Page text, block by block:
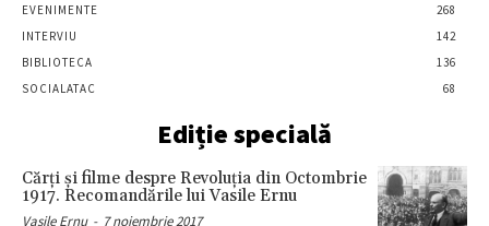
EVENIMENTE
268
INTERVIU
142
BIBLIOTECA
136
SOCIALATAC
68
Ediție specială
Cărţi şi filme despre Revoluţia din Octombrie
1917. Recomandările lui Vasile Ernu
Vasile Ernu - 7 noiembrie 2017